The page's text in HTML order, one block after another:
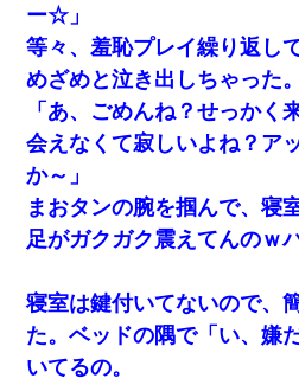
【驚愕】5000円でＪＫと行為してき
【復讐】義兄嫁「生活費、足りない
わけないでしょｗｗｗｗ」→ 理由を
（あまりにも希望通り）
とっさに女児を捕まえたら変質者扱
てよ！気持ち悪い！（ｼｯｼｯ」→ 後日
んできて・・・
ｗｗｗｗｗｗｗ
ナンパにほいほい付いていった私、
ー☆」
等々、羞恥プレイ繰り返し
めざめと泣き出しちゃった。
「あ、ごめんね？せっかく
会えなくて寂しいよね？ア
か～」
まおタンの腕を掴んで、寝
足がガクガク震えてんのｗ
寝室は鍵付いてないので、
た。ベッドの隅で「い、嫌
いてるの。